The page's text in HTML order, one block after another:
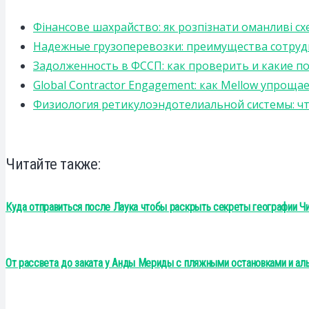
Фінансове шахрайство: як розпізнати оманливі
Надежные грузоперевозки: преимущества
Задолженность в ФССП: как проверить и какие
Global Contractor Engagement: как Mellow
Физиология ретикулоэндотелиальной системы:
Читайте также:
Куда отправиться после Лаука чтобы раскрыть секреты географии
От рассвета до заката у Анды Мериды с пляжными остановками и